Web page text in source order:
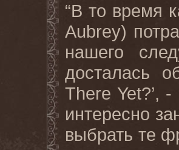
“В то время
Aubrey)
нашего
досталась
There Yet?’,
интересно
выбрать те